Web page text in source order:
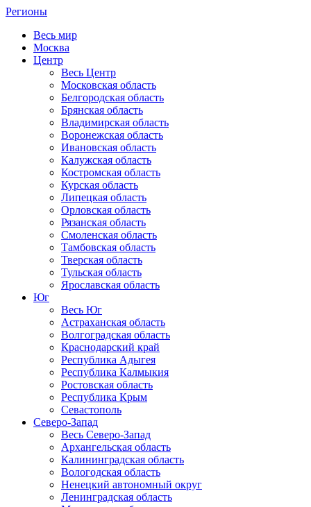
Регионы
Весь мир
Москва
Центр
Весь Центр
Московская область
Белгородская область
Брянская область
Владимирская область
Воронежская область
Ивановская область
Калужская область
Костромская область
Курская область
Липецкая область
Орловская область
Рязанская область
Смоленская область
Тамбовская область
Тверская область
Тульская область
Ярославская область
Юг
Весь Юг
Астраханская область
Волгоградская область
Краснодарский край
Республика Адыгея
Республика Калмыкия
Ростовская область
Республика Крым
Севастополь
Северо-Запад
Весь Северо-Запад
Архангельская область
Калининградская область
Вологодская область
Ненецкий автономный округ
Ленинградская область